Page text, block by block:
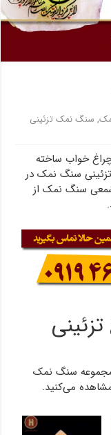
, سنگ نمک تزئینی
خواب ساخته
سنگ نمک در
سنگ نمک از
سنگ نمک
می‌کنید.